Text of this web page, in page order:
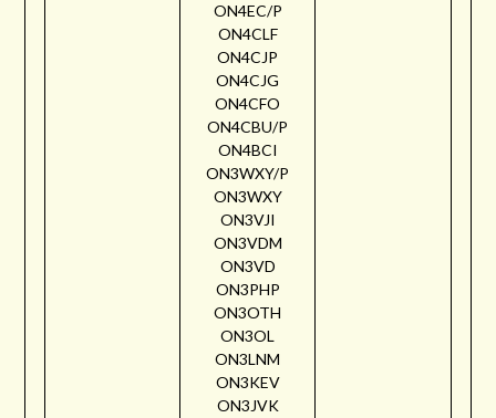
ON4EC/P
ON4CLF
ON4CJP
ON4CJG
ON4CFO
ON4CBU/P
ON4BCI
ON3WXY/P
ON3WXY
ON3VJI
ON3VDM
ON3VD
ON3PHP
ON3OTH
ON3OL
ON3LNM
ON3KEV
ON3JVK